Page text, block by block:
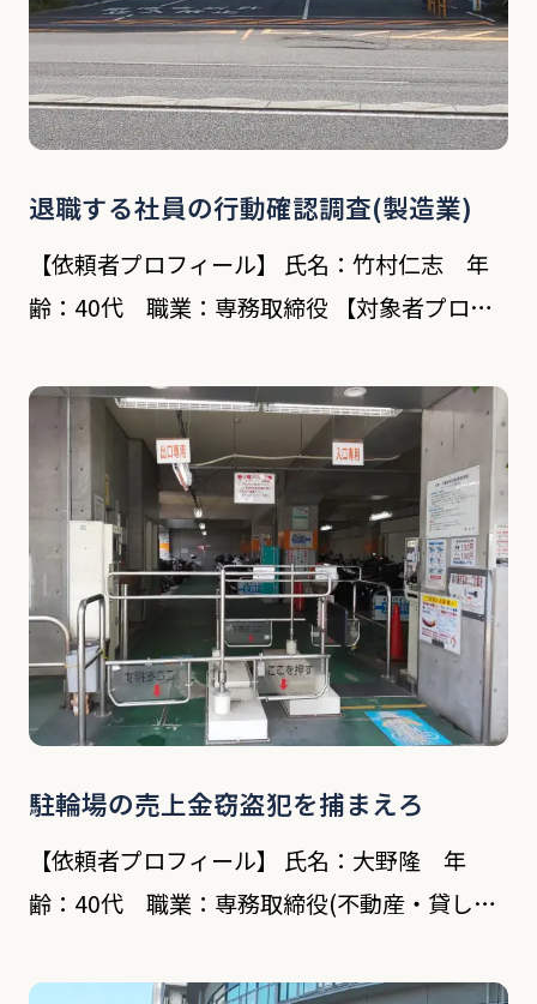
退職する社員の行動確認調査(製造業)
【依頼者プロフィール】 氏名：竹村仁志 年
齢：40代 職業：専務取締役 【対象者プロフ
在籍3年ほどの男性従業員が今月末で退職す
る。現在は有給休暇の消化ということで休みも
多 […]
駐輪場の売上金窃盗犯を捕まえろ
【依頼者プロフィール】 氏名：大野隆 年
齢：40代 職業：専務取締役(不動産・貸しビ
所有する貸しビル業の専務取締役で現在は代表